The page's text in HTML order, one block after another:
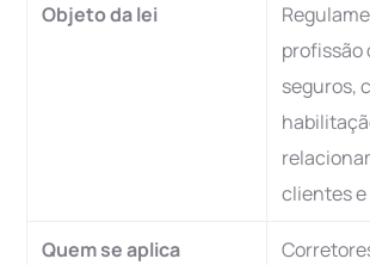
Objeto da lei
profissão
seguros,
clientes
Quem se aplica